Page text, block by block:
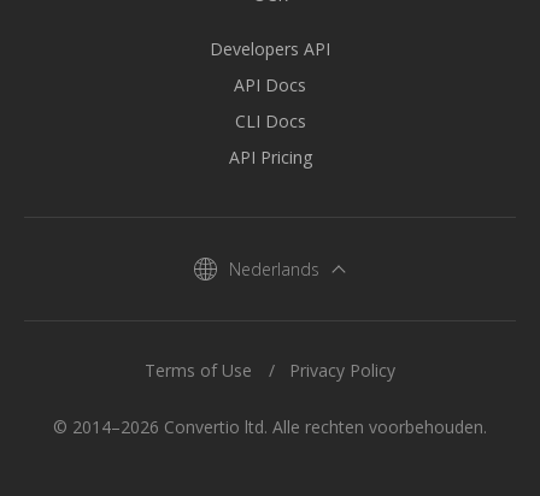
Developers API
API Docs
CLI Docs
API Pricing
Nederlands
© 2014–2026 Convertio ltd. Alle rechten voorbehouden.
Terms of Use Privacy Policy